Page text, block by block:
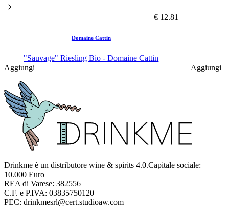
€ 12.81
Domaine Cattin
"Sauvage" Riesling Bio - Domaine Cattin
Aggiungi
Aggiungi
Drinkme è un distributore wine & spirits 4.0.Capitale sociale:
10.000 Euro
REA di Varese: 382556
C.F. e P.IVA: 03835750120
PEC: drinkmesrl@cert.studioaw.com